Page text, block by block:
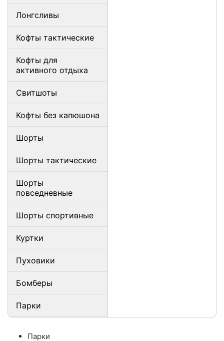
Лонгсливы
Кофты тактические
Кофты для
активного отдыха
Свитшоты
Кофты без капюшона
Шорты
Шорты тактические
Шорты
повседневные
Шорты спортивные
Куртки
Пуховики
Бомберы
Парки
Парки